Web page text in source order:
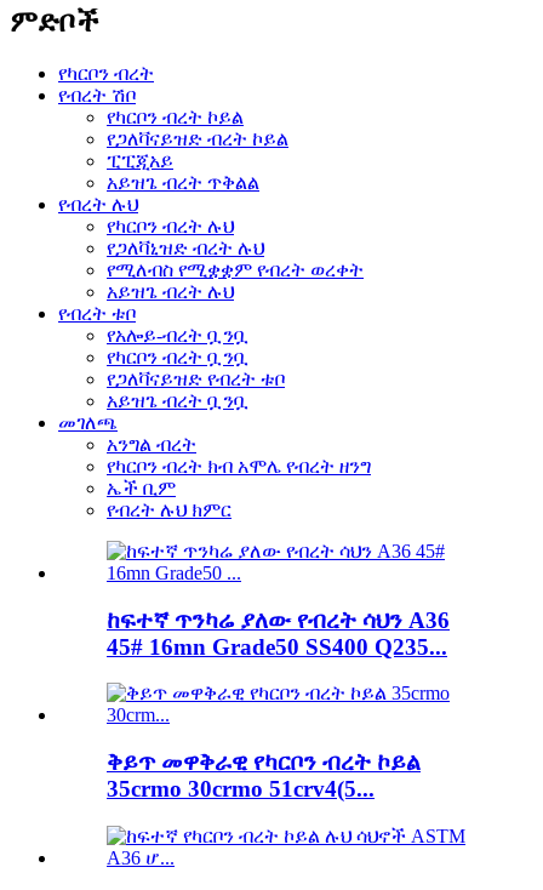
ምድቦች
የካርቦን ብረት
የብረት ሽቦ
የካርቦን ብረት ኮይል
የጋለቫናይዝድ ብረት ኮይል
ፒፒጂአይ
አይዝጌ ብረት ጥቅልል
የብረት ሉህ
የካርቦን ብረት ሉህ
የጋለቫኒዝድ ብረት ሉህ
የሚለብስ የሚቋቋም የብረት ወረቀት
አይዝጌ ብረት ሉህ
የብረት ቱቦ
የአሎይ-ብረት ቧንቧ
የካርቦን ብረት ቧንቧ
የጋለቫናይዝድ የብረት ቱቦ
አይዝጌ ብረት ቧንቧ
መገለጫ
አንግል ብረት
የካርቦን ብረት ክብ አሞሌ የብረት ዘንግ
ኤች ቢም
የብረት ሉህ ክምር
ከፍተኛ ጥንካሬ ያለው የብረት ሳህን A36
45# 16mn Grade50 SS400 Q235...
ቅይጥ መዋቅራዊ የካርቦን ብረት ኮይል
35crmo 30crmo 51crv4(5...